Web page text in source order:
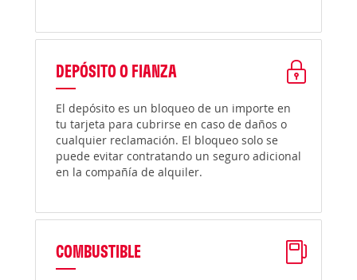
DEPÓSITO O FIANZA
El depósito es un bloqueo de un importe en
tu tarjeta para cubrirse en caso de daños o
cualquier reclamación. El bloqueo solo se
puede evitar contratando un seguro adicional
en la compañía de alquiler.
COMBUSTIBLE